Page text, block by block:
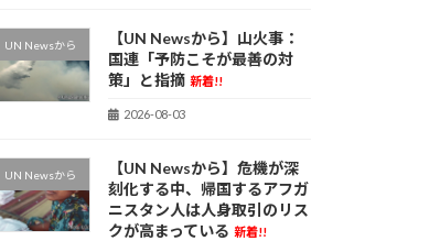
UN Newsから
【UN Newsから】山火事：
国連「予防こそが最善の対
策」と指摘 新着!!
2026-08-03
UN Newsから
【UN Newsから】危機が深
刻化する中、帰国するアフガ
ニスタン人は人身取引のリス
クが高まっている 新着!!